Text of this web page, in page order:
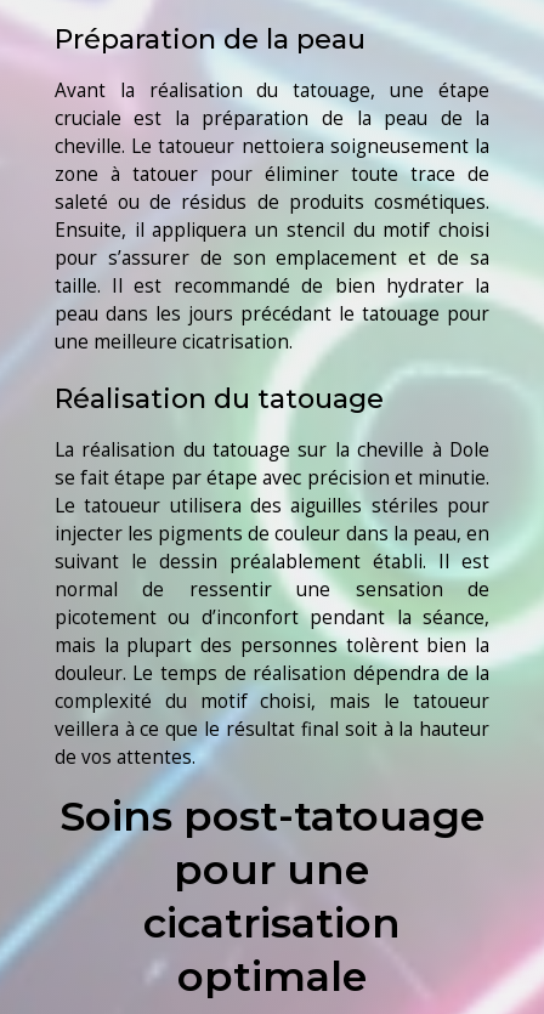
Préparation de la peau
Avant la réalisation du tatouage, une étape
cruciale est la préparation de la peau de la
cheville. Le tatoueur nettoiera soigneusement la
zone à tatouer pour éliminer toute trace de
saleté ou de résidus de produits cosmétiques.
Ensuite, il appliquera un stencil du motif choisi
pour s’assurer de son emplacement et de sa
taille. Il est recommandé de bien hydrater la
peau dans les jours précédant le tatouage pour
une meilleure cicatrisation.
Réalisation du tatouage
La réalisation du tatouage sur la cheville à Dole
se fait étape par étape avec précision et minutie.
Le tatoueur utilisera des aiguilles stériles pour
injecter les pigments de couleur dans la peau, en
suivant le dessin préalablement établi. Il est
normal de ressentir une sensation de
picotement ou d’inconfort pendant la séance,
mais la plupart des personnes tolèrent bien la
douleur. Le temps de réalisation dépendra de la
complexité du motif choisi, mais le tatoueur
veillera à ce que le résultat final soit à la hauteur
de vos attentes.
Soins post-tatouage
pour une
cicatrisation
optimale